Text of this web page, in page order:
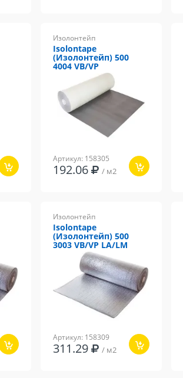
Изолонтейп
Isolontape
(Изолонтейп) 500
4004 VB/VP
Артикул: 158305
192.06 / м2
Изолонтейп
Isolontape
(Изолонтейп) 500
3003 VB/VP LA/LM
Артикул: 158309
311.29 / м2